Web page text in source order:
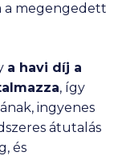
a megengedett
a havi díj a
, így
ingyenes
átutalás
és